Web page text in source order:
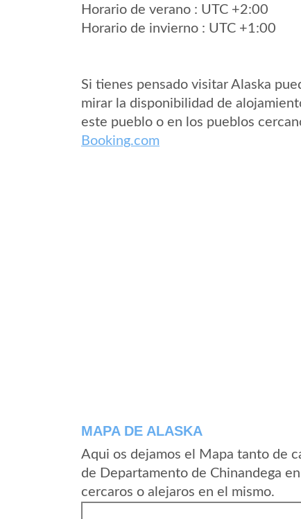
Horario de verano : UTC +2:00
Horario de invierno : UTC +1:00
Si tienes pensado visitar Alaska
mirar la disponibilidad de
este pueblo o en los pueblos
Booking.com
MAPA DE ALASKA
Aqui os dejamos el Mapa tanto de
de Departamento de Chinandega
cercaros o alejaros en el mismo.